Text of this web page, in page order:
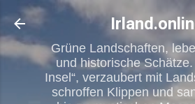
Direkt zum
Grüne Landschaften,
und historische Schätze.
Insel“, verzaubert mit
schroffen Klippen und